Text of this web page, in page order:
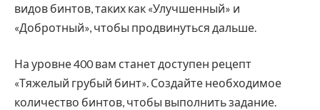
видов бинтов, таких как «Улучшенный» и
«Добротный», чтобы продвинуться дальше.
На уровне 400 вам станет доступен рецепт
«Тяжелый грубый бинт». Создайте необходимое
количество бинтов, чтобы выполнить задание.